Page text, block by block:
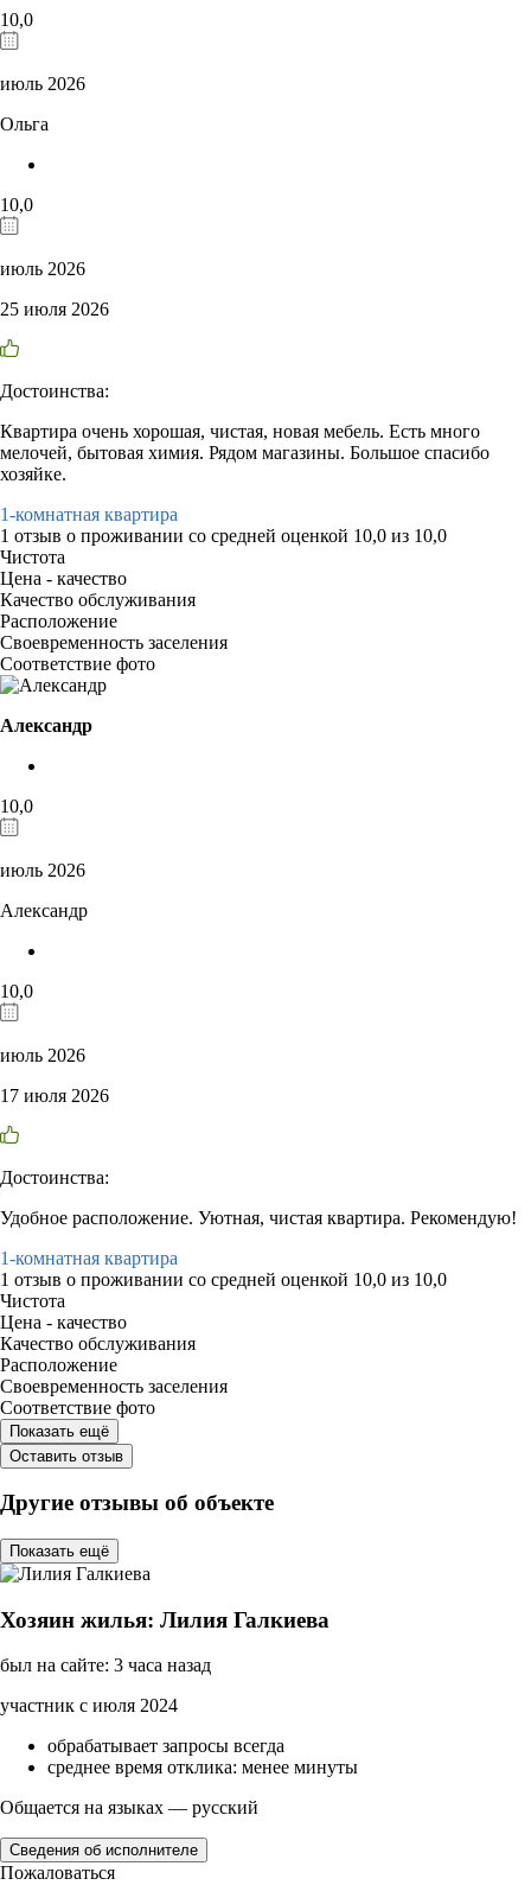
10,0
июль 2026
Ольга
10,0
июль 2026
25 июля 2026
Достоинства:
Квартира очень хорошая, чистая, новая мебель. Есть много
мелочей, бытовая химия. Рядом магазины. Большое спасибо
хозяйке.
1-комнатная квартира
1 отзыв о проживании со средней оценкой 10,0 из 10,0
Чистота
Цена - качество
Качество обслуживания
Расположение
Своевременность заселения
Соответствие фото
Александр
10,0
июль 2026
Александр
10,0
июль 2026
17 июля 2026
Достоинства:
Удобное расположение. Уютная, чистая квартира. Рекомендую!
1-комнатная квартира
1 отзыв о проживании со средней оценкой 10,0 из 10,0
Чистота
Цена - качество
Качество обслуживания
Расположение
Своевременность заселения
Соответствие фото
Показать ещё
Оставить отзыв
Другие отзывы об объекте
Показать ещё
Хозяин жилья: Лилия Галкиева
был на сайте: 3 часа назад
участник с июля 2024
обрабатывает запросы всегда
среднее время отклика: менее минуты
Общается на языках — русский
Сведения об исполнителе
Пожаловаться